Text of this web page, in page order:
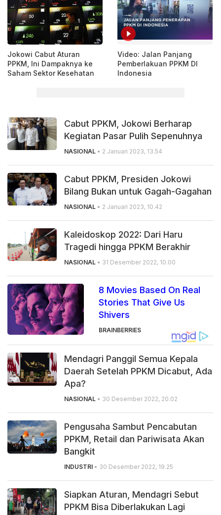
Jokowi Cabut Aturan
PPKM, Ini Dampaknya ke
Saham Sektor Kesehatan
Video: Jalan Panjang
Pemberlakuan PPKM DI
Indonesia
Cabut PPKM, Jokowi Berharap
Kegiatan Pasar Pulih Sepenuhnya
NASIONAL • 2 Januari 2023, 13.54
Cabut PPKM, Presiden Jokowi
Bilang Bukan untuk Gagah-Gagahan
NASIONAL • 2 Januari 2023, 10.42
Kaleidoskop 2022: Dari Haru
Tragedi hingga PPKM Berakhir
NASIONAL • 31 Desember 2022, 10.00
8 Movies Based On Real
Stories That Give Us
Shivers
BRAINBERRIES
Mendagri Panggil Semua Kepala
Daerah Setelah PPKM Dicabut, Ada
Apa?
NASIONAL • 30 Desember 2022, 20.02
Pengusaha Sambut Pencabutan
PPKM, Retail dan Pariwisata Akan
Bangkit
INDUSTRI • 30 Desember 2022, 19.25
Siapkan Aturan, Mendagri Sebut
PPKM Bisa Diberlakukan Lagi